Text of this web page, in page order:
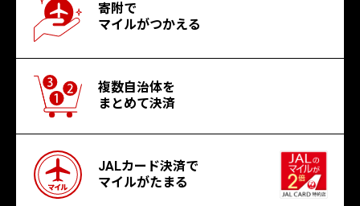
寄附で
マイルがつかえる
複数自治体を
まとめて決済
JALカード決済で
マイルがたまる